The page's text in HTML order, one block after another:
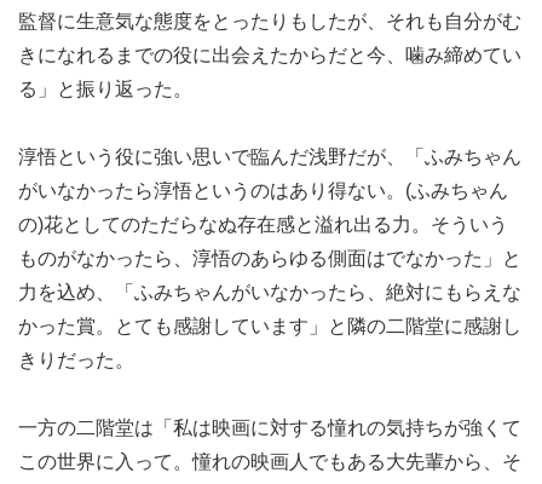
監督に生意気な態度をとったりもしたが、それも自分がむ
きになれるまでの役に出会えたからだと今、噛み締めてい
る」と振り返った。
淳悟という役に強い思いで臨んだ浅野だが、「ふみちゃん
がいなかったら淳悟というのはあり得ない。(ふみちゃん
の)花としてのただらなぬ存在感と溢れ出る力。そういう
ものがなかったら、淳悟のあらゆる側面はでなかった」と
力を込め、「ふみちゃんがいなかったら、絶対にもらえな
かった賞。とても感謝しています」と隣の二階堂に感謝し
きりだった。
一方の二階堂は「私は映画に対する憧れの気持ちが強くて
この世界に入って。憧れの映画人でもある大先輩から、そ